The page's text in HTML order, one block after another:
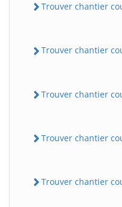
Trouver chantier
Trouver chantier
Trouver chantier
Trouver chantier
Trouver chantier
Assistant en ligne